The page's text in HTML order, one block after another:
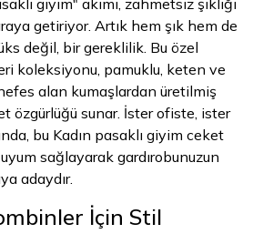
giyim" akımı, zahmetsiz şıklığı
getiriyor. Artık hem şık hem de
değil, bir gereklilik. Bu özel
koleksiyonu, pamuklu, keten ve
alan kumaşlardan üretilmiş
özgürlüğü sunar. İster ofiste, ister
bu Kadın pasaklı giyim ceket
sağlayarak gardırobunuzun
adaydır.
İçin Stil